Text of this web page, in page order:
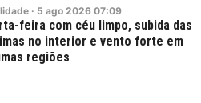
· 5 ago 2026 07:09
feira com céu limpo, subida das
no interior e vento forte em
regiões